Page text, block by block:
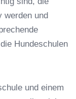
werden und
Hundeschulen
und einem